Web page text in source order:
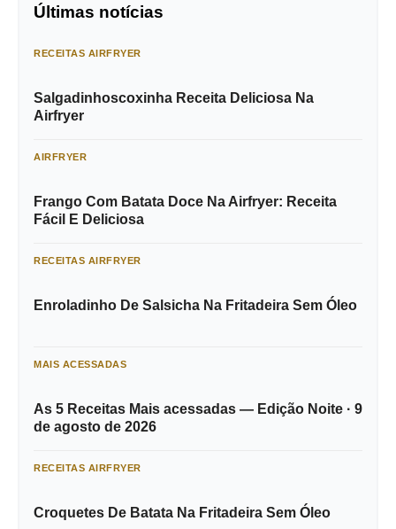
Últimas notícias
RECEITAS AIRFRYER
Salgadinhoscoxinha Receita Deliciosa Na
Airfryer
AIRFRYER
Frango Com Batata Doce Na Airfryer: Receita
Fácil E Deliciosa
RECEITAS AIRFRYER
Enroladinho De Salsicha Na Fritadeira Sem Óleo
MAIS ACESSADAS
As 5 Receitas Mais acessadas — Edição Noite · 9
de agosto de 2026
RECEITAS AIRFRYER
Croquetes De Batata Na Fritadeira Sem Óleo